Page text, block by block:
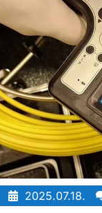
2025.07.18.